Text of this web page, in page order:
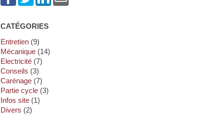
CATÉGORIES
Entretien (9)
Mécanique (14)
Electricité (7)
Conseils (3)
Carénage (7)
Partie cycle (3)
Infos site (1)
Divers (2)